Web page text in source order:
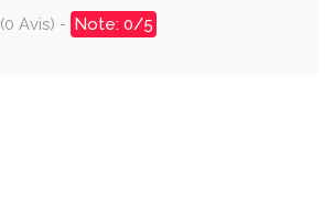
(0 Avis) - Note: 0/5